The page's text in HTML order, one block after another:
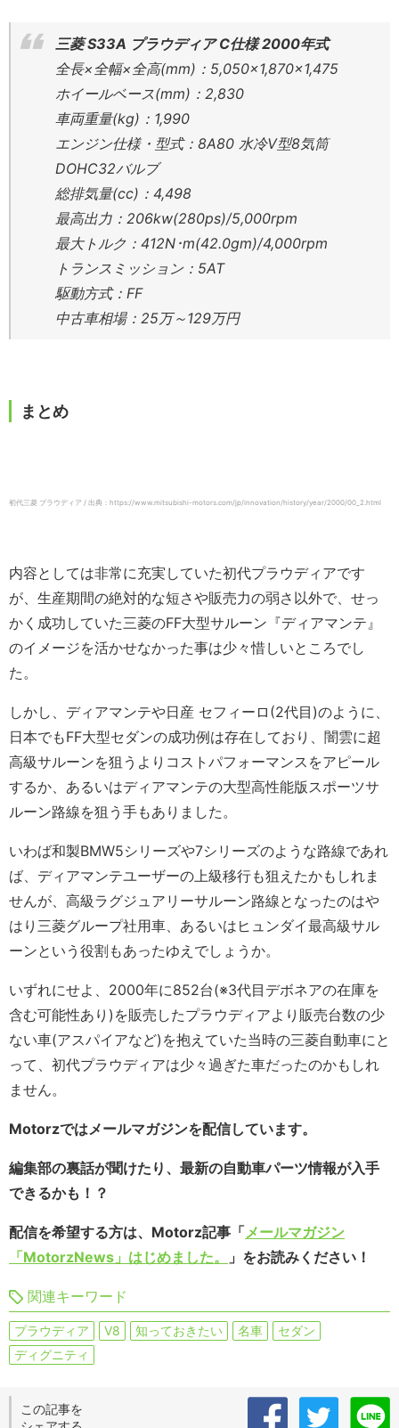
三菱 S33A プラウディア C仕様 2000年式
全長×全幅×全高(mm)：5,050×1,870×1,475
ホイールベース(mm)：2,830
車両重量(kg)：1,990
エンジン仕様・型式：8A80 水冷V型8気筒
DOHC32バルブ
総排気量(cc)：4,498
最高出力：206kw(280ps)/5,000rpm
最大トルク：412N･m(42.0gm)/4,000rpm
トランスミッション：5AT
駆動方式：FF
中古車相場：25万～129万円
まとめ
初代三菱 プラウディア / 出典：https://www.mitsubishi-motors.com/jp/innovation/history/year/2000/00_2.html
内容としては非常に充実していた初代プラウディアです
が、生産期間の絶対的な短さや販売力の弱さ以外で、せっ
かく成功していた三菱のFF大型サルーン『ディアマンテ』
のイメージを活かせなかった事は少々惜しいところでし
た。
しかし、ディアマンテや日産 セフィーロ(2代目)のように、
日本でもFF大型セダンの成功例は存在しており、闇雲に超
高級サルーンを狙うよりコストパフォーマンスをアピール
するか、あるいはディアマンテの大型高性能版スポーツサ
ルーン路線を狙う手もありました。
いわば和製BMW5シリーズや7シリーズのような路線であれ
ば、ディアマンテユーザーの上級移行も狙えたかもしれま
せんが、高級ラグジュアリーサルーン路線となったのはや
はり三菱グループ社用車、あるいはヒュンダイ最高級サル
ーンという役割もあったゆえでしょうか。
いずれにせよ、2000年に852台(※3代目デボネアの在庫を
含む可能性あり)を販売したプラウディアより販売台数の少
ない車(アスパイアなど)を抱えていた当時の三菱自動車にと
って、初代プラウディアは少々過ぎた車だったのかもしれ
ません。
Motorzではメールマガジンを配信しています。
編集部の裏話が聞けたり、最新の自動車パーツ情報が入手
できるかも！？
配信を希望する方は、Motorz記事「メールマガジン
「MotorzNews」はじめました。
」をお読みください！
関連キーワード
プラウディア V8 知っておきたい 名車
セダン
ディグニティ
この記事を